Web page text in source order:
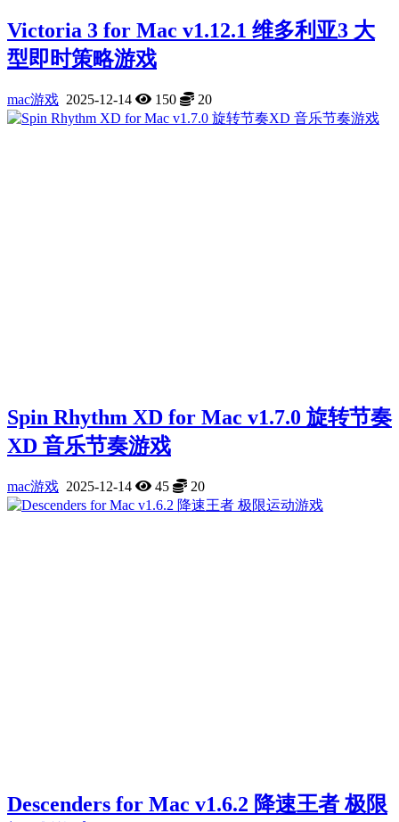
Victoria 3 for Mac v1.12.1 维多利亚3 大
型即时策略游戏
mac游戏 2025-12-14 150 20
Spin Rhythm XD for Mac v1.7.0 旋转节奏
XD 音乐节奏游戏
mac游戏 2025-12-14 45 20
Descenders for Mac v1.6.2 降速王者 极限